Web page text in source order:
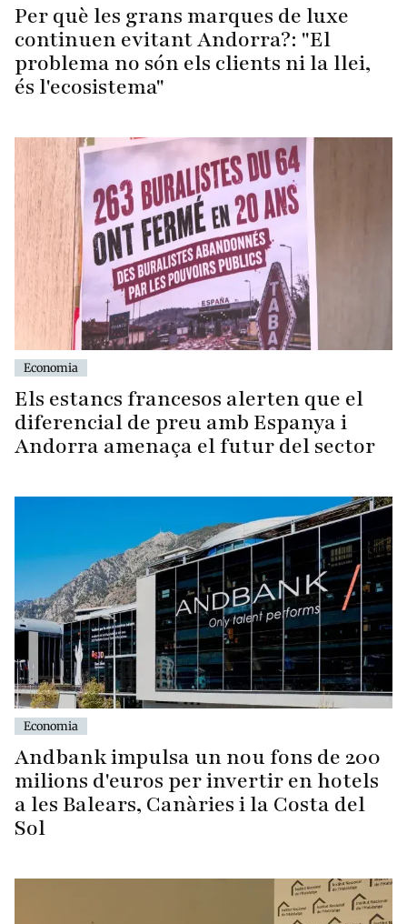
Per què les grans marques de luxe
continuen evitant Andorra?: "El
problema no són els clients ni la llei,
és l'ecosistema"
Economia
Els estancs francesos alerten que el
diferencial de preu amb Espanya i
Andorra amenaça el futur del sector
Economia
Andbank impulsa un nou fons de 200
milions d'euros per invertir en hotels
a les Balears, Canàries i la Costa del
Sol